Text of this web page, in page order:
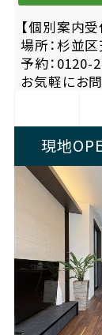
【個別案内
場所：杉並
予約：0120-
お気軽にお
現地